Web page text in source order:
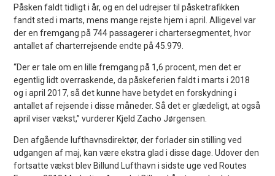
Påsken faldt tidligt i år, og en del udrejser til påsketrafikken
fandt sted i marts, mens mange rejste hjem i april. Alligevel var
der en fremgang på 744 passagerer i chartersegmentet, hvor
antallet af charterrejsende endte på 45.979.
“Der er tale om en lille fremgang på 1,6 procent, men det er
egentlig lidt overraskende, da påskeferien faldt i marts i 2018
og i april 2017, så det kunne have betydet en forskydning i
antallet af rejsende i disse måneder. Så det er glædeligt, at også
april viser vækst,” vurderer Kjeld Zacho Jørgensen.
Den afgående lufthavnsdirektør, der forlader sin stilling ved
udgangen af maj, kan være ekstra glad i disse dage. Udover den
fortsatte vækst blev Billund Lufthavn i sidste uge ved Routes